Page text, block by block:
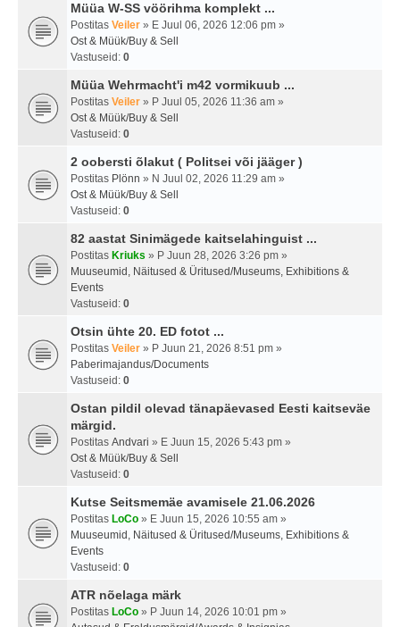
Müüa W-SS vöörihma komplekt ...
Postitas Veiler » E Juul 06, 2026 12:06 pm »
Ost & Müük/Buy & Sell
Vastuseid: 0
Müüa Wehrmacht'i m42 vormikuub ...
Postitas Veiler » P Juul 05, 2026 11:36 am »
Ost & Müük/Buy & Sell
Vastuseid: 0
2 oobersti õlakut ( Politsei või jääger )
Postitas Plönn » N Juul 02, 2026 11:29 am »
Ost & Müük/Buy & Sell
Vastuseid: 0
82 aastat Sinimägede kaitselahinguist ...
Postitas Kriuks » P Juun 28, 2026 3:26 pm »
Muuseumid, Näitused & Üritused/Museums, Exhibitions &
Events
Vastuseid: 0
Otsin ühte 20. ED fotot ...
Postitas Veiler » P Juun 21, 2026 8:51 pm »
Paberimajandus/Documents
Vastuseid: 0
Ostan pildil olevad tänapäevased Eesti kaitseväe
märgid.
Postitas Andvari » E Juun 15, 2026 5:43 pm »
Ost & Müük/Buy & Sell
Vastuseid: 0
Kutse Seitsmemäe avamisele 21.06.2026
Postitas LoCo » E Juun 15, 2026 10:55 am »
Muuseumid, Näitused & Üritused/Museums, Exhibitions &
Events
Vastuseid: 0
ATR nõelaga märk
Postitas LoCo » P Juun 14, 2026 10:01 pm »